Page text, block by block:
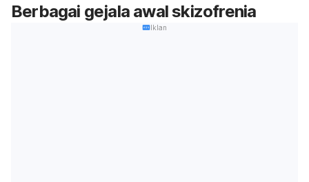
Berbagai gejala awal skizofrenia
Iklan